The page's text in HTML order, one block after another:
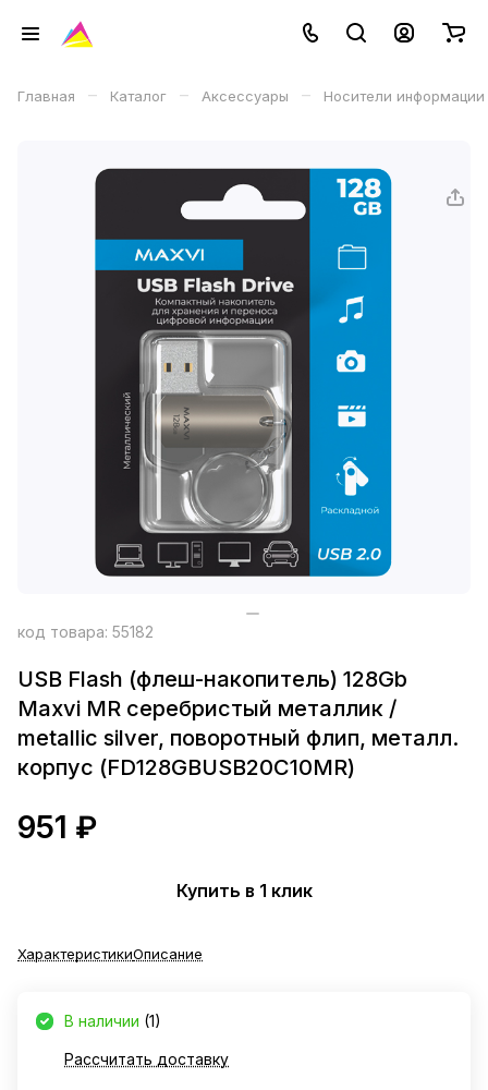
Главная – Каталог – Аксессуары – Носители информации
код товара: 55182
USB Flash (флеш-накопитель) 128Gb
Maxvi MR серебристый металлик /
metallic silver, поворотный флип, металл.
корпус (FD128GBUSB20C10MR)
951 ₽
Купить в 1 клик
ХарактеристикиОписание
В наличии (1)
Рассчитать доставку